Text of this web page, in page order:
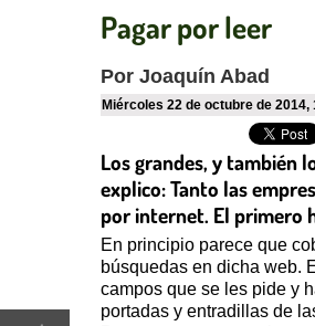
Pagar por leer
Por Joaquín Abad
miércoles 22 de octubre de 2014,
Los grandes, y también
explico: Tanto las
por internet. El primero
En principio parece que
búsquedas en dicha web.
campos que se les pide y
portadas y entradillas de